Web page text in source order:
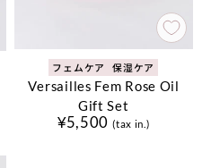
フェムケア 保湿ケア
Versailles Fem Rose Oil
Gift Set
¥5,500 (tax in.)